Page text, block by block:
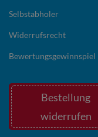
Selbstabholer
Widerrufsrecht
Bewertungsgewinnspiel
Bestellung
widerrufen